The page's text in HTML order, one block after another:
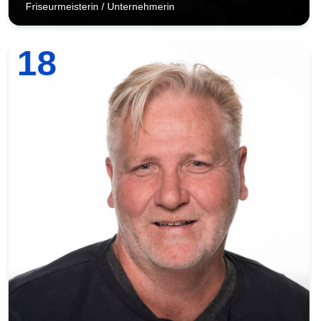
Friseurmeisterin / Unternehmerin
18